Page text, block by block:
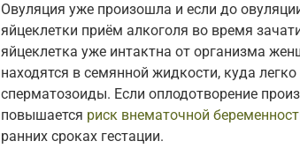
Овуляция уже произошла и если до
яйцеклетки приём алкоголя во время
яйцеклетка уже интактна от организма
находятся в семянной жидкости, куда
сперматозоиды. Если оплодотворение
повышается риск внематочной
ранних сроках гестации.